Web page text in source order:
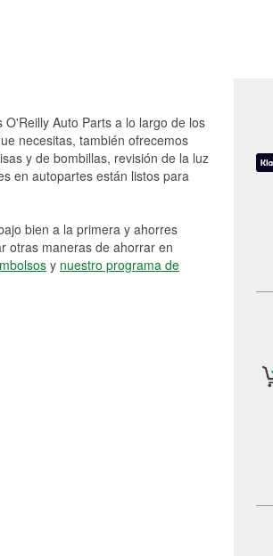
Auto Parts a lo largo de los
necesitas, también ofrecemos
y de bombillas, revisión de la luz
en autopartes están listos para
bien a la primera y ahorres
otras maneras de ahorrar en
y nuestro programa de